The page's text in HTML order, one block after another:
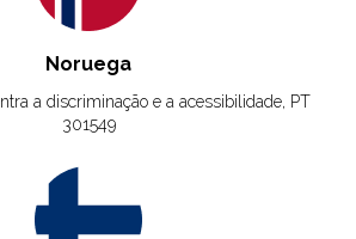
Noruega
a discriminação e a acessibilidade, PT
301549